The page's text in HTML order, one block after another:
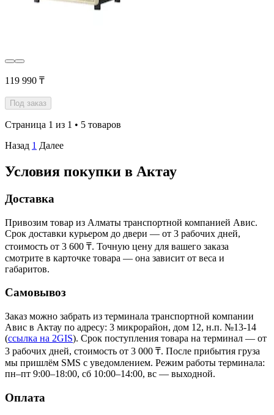
119 990 ₸
Под заказ
Страница 1 из 1 • 5 товаров
Назад 1 Далее
Условия покупки в Актау
Доставка
Привозим товар из Алматы транспортной компанией Авис.
Срок доставки курьером до двери — от 3 рабочих дней,
стоимость от 3 600 ₸. Точную цену для вашего заказа
смотрите в карточке товара — она зависит от веса и
габаритов.
Самовывоз
Заказ можно забрать из терминала транспортной компании
Авис в Актау по адресу: 3 микрорайон, дом 12, н.п. №13-14
(ссылка на 2GIS). Срок поступления товара на терминал — от
3 рабочих дней, стоимость от 3 000 ₸. После прибытия груза
мы пришлём SMS с уведомлением. Режим работы терминала:
пн–пт 9:00–18:00, сб 10:00–14:00, вс — выходной.
Оплата